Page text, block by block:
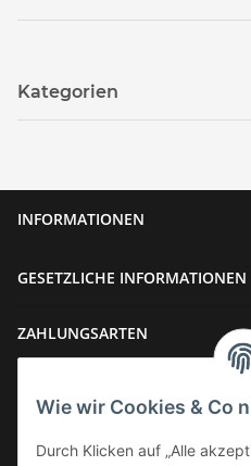
Kategorien
INFORMATIONEN
GESETZLICHE INFORMATIONEN
ZAHLUNGSARTEN
Wie wir Cookies & Co
Durch Klicken auf „Alle